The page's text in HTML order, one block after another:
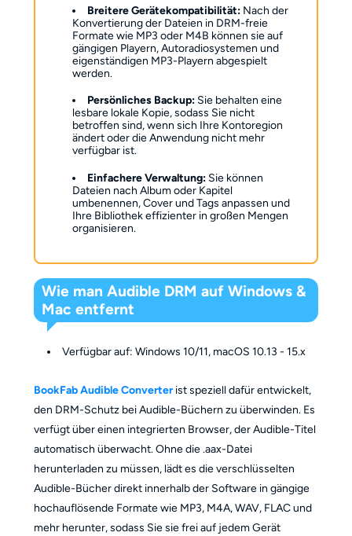
Breitere Gerätekompatibilität: Nach der
Konvertierung der Dateien in DRM-freie
Formate wie MP3 oder M4B können sie auf
gängigen Playern, Autoradiosystemen und
eigenständigen MP3-Playern abgespielt
werden.
Persönliches Backup: Sie behalten eine
lesbare lokale Kopie, sodass Sie nicht
betroffen sind, wenn sich Ihre Kontoregion
ändert oder die Anwendung nicht mehr
verfügbar ist.
Einfachere Verwaltung: Sie können
Dateien nach Album oder Kapitel
umbenennen, Cover und Tags anpassen und
Ihre Bibliothek effizienter in großen Mengen
organisieren.
Wie man Audible DRM auf Windows &
Mac entfernt
Verfügbar auf: Windows 10/11, macOS 10.13 - 15.x
BookFab Audible Converterist speziell dafür entwickelt,
den DRM-Schutz bei Audible-Büchern zu überwinden. Es
verfügt über einen integrierten Browser, der Audible-Titel
automatisch überwacht. Ohne die .aax-Datei
herunterladen zu müssen, lädt es die verschlüsselten
Audible-Bücher direkt innerhalb der Software in gängige
hochauflösende Formate wie MP3, M4A, WAV, FLAC und
mehr herunter, sodass Sie sie frei auf jedem Gerät